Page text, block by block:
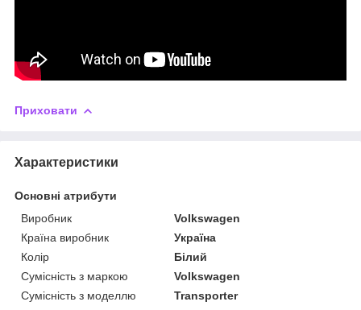
Приховати
Характеристики
Основні атрибути
Виробник
Volkswagen
Країна виробник
Україна
Колір
Білий
Сумісність з маркою
Volkswagen
Сумісність з моделлю
Transporter